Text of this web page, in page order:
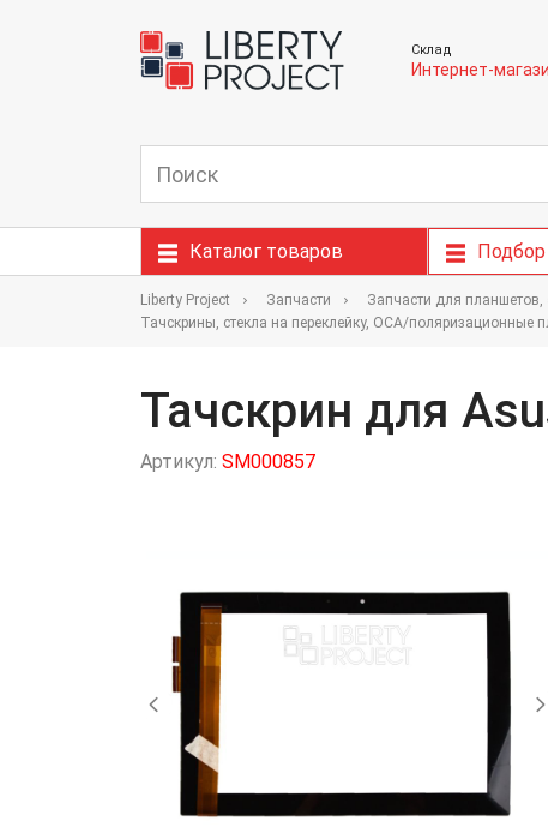
Склад
Интернет-
Каталог товаров
Liberty Project Запчасти
Запчасти для планшетов,
Тачскрины, стекла на переклейку, OCA/поляризационные
Тачскрин для
Артикул: SM000857